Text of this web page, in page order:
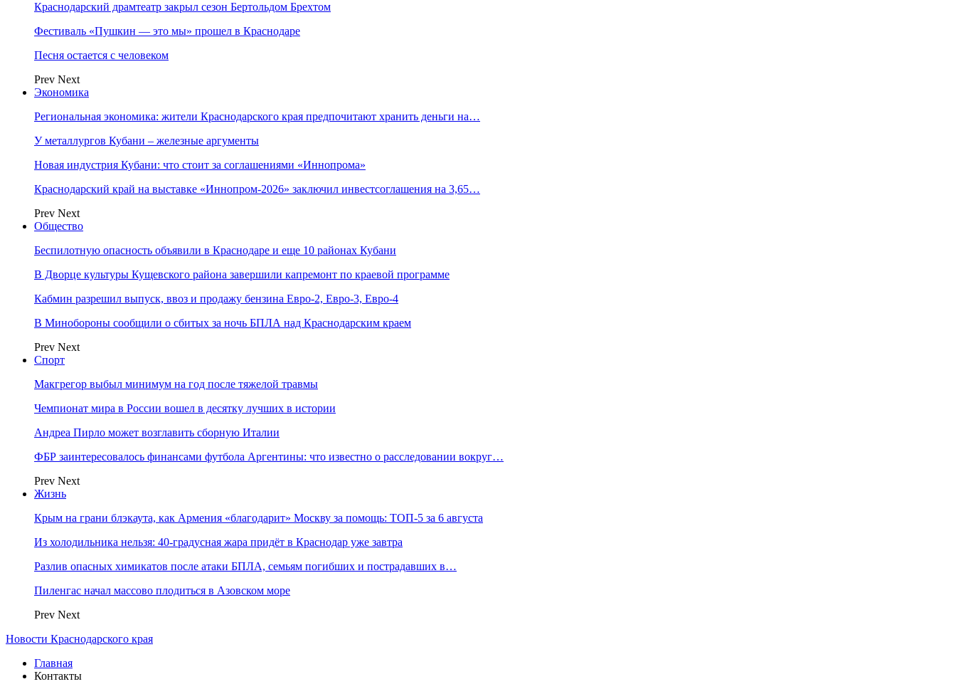
Краснодарский драмтеатр закрыл сезон Бертольдом Брехтом
Фестиваль «Пушкин — это мы» прошел в Краснодаре
Песня остается с человеком
Prev Next
Экономика
Региональная экономика: жители Краснодарского края предпочитают хранить деньги на…
У металлургов Кубани – железные аргументы
Новая индустрия Кубани: что стоит за соглашениями «Иннопрома»
Краснодарский край на выставке «Иннопром-2026» заключил инвестсоглашения на 3,65…
Prev Next
Общество
Беспилотную опасность объявили в Краснодаре и еще 10 районах Кубани
В Дворце культуры Кущевского района завершили капремонт по краевой программе
Кабмин разрешил выпуск, ввоз и продажу бензина Евро-2, Евро-3, Евро-4
В Минобороны сообщили о сбитых за ночь БПЛА над Краснодарским краем
Prev Next
Спорт
Макгрегор выбыл минимум на год после тяжелой травмы
Чемпионат мира в России вошел в десятку лучших в истории
Андреа Пирло может возглавить сборную Италии
ФБР заинтересовалось финансами футбола Аргентины: что известно о расследовании вокруг…
Prev Next
Жизнь
Крым на грани блэкаута, как Армения «благодарит» Москву за помощь: ТОП-5 за 6 августа
Из холодильника нельзя: 40-градусная жара придёт в Краснодар уже завтра
Разлив опасных химикатов после атаки БПЛА, семьям погибших и пострадавших в…
Пиленгас начал массово плодиться в Азовском море
Prev Next
Новости Краснодарского края
Главная
Контакты